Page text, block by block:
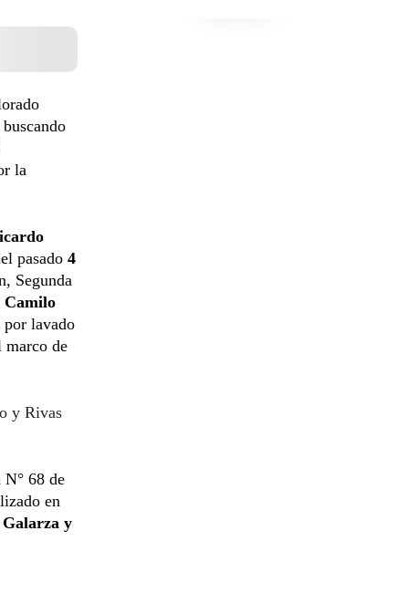
la
pasado 4
Segunda
Camilo
por lavado
marco de
y Rivas
68 de
en
y